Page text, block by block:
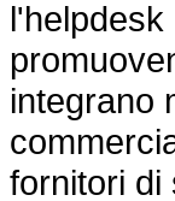
integrano
fornitori di